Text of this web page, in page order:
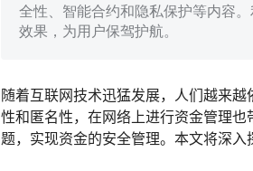
全性、智能合约和隐私保护等内容
效果，为用户保驾护航。
随着互联网技术迅猛发展，人们越来
性和匿名性，在网络上进行资金管理
题，实现资金的安全管理。本文将深入